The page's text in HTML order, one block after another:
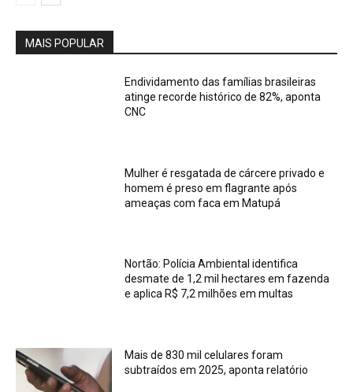
MAIS POPULAR
Endividamento das famílias brasileiras
atinge recorde histórico de 82%, aponta
CNC
Mulher é resgatada de cárcere privado e
homem é preso em flagrante após
ameaças com faca em Matupá
Nortão: Polícia Ambiental identifica
desmate de 1,2 mil hectares em fazenda
e aplica R$ 7,2 milhões em multas
Mais de 830 mil celulares foram
subtraídos em 2025, aponta relatório